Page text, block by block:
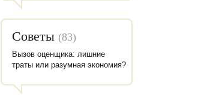
Советы (83)
Вызов оценщика: лишние
траты или разумная экономия?